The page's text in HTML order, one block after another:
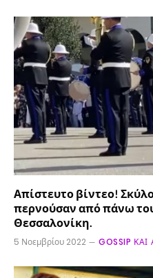
Απίστευτο βίντεο!
περνούσαν από πάνω
Θεσσαλονίκη.
5 Νοεμβρίου 2022 GOSSIP ΚΑΙ